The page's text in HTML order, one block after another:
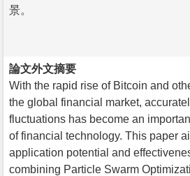
景。
論文外文摘要
With the rapid rise of Bitcoin and
the global financial market,
fluctuations has become an
of financial technology. This paper
application potential and
combining Particle Swarm